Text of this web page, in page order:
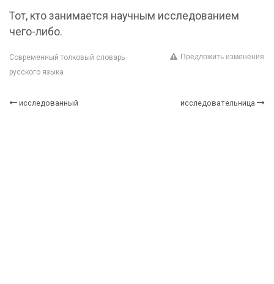
Тот, кто занимается научным исследованием
чего-либо.
Современный толковый словарь
русского языка
Предложить изменения
исследованный исследовательница